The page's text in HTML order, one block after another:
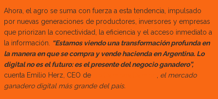
Ahora, el agro se suma con fuerza a esta tendencia, impulsado
por nuevas generaciones de productores, inversores y empresas
que priorizan la conectividad, la eficiencia y el acceso inmediato a
la información. “Estamos viendo una transformación profunda en
la manera en que se compra y vende hacienda en Argentina. Lo
digital no es el futuro: es el presente del negocio ganadero”,
cuenta Emilio Herz, CEO de
, el mercado
ganadero digital más grande del país.